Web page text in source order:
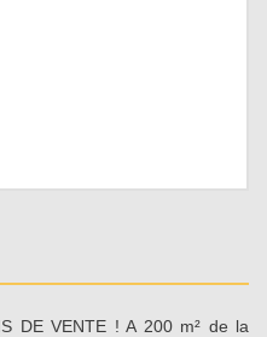
DE VENTE ! A 200 m² de la